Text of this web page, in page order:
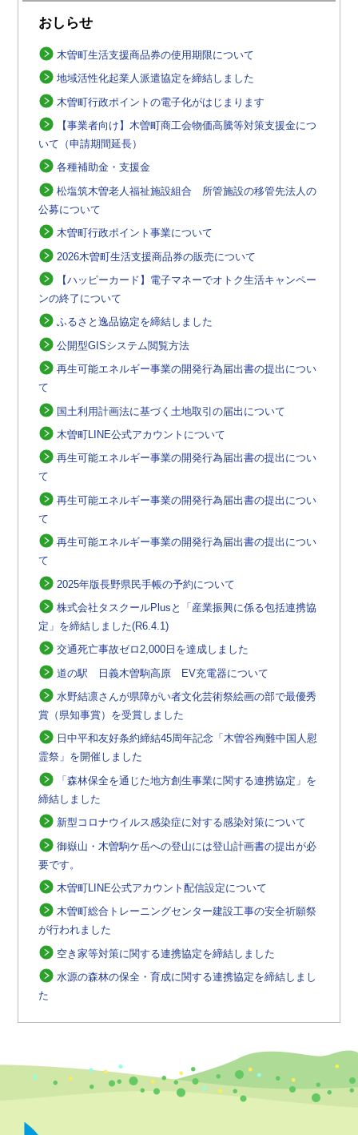
おしらせ
木曽町生活支援商品券の使用期限について
地域活性化起業人派遣協定を締結しました
木曽町行政ポイントの電子化がはじまります
【事業者向け】木曽町商工会物価高騰等対策支援金につ
いて（申請期間延長）
各種補助金・支援金
松塩筑木曽老人福祉施設組合 所管施設の移管先法人の
公募について
木曽町行政ポイント事業について
2026木曽町生活支援商品券の販売について
【ハッピーカード】電子マネーでオトク生活キャンペー
ンの終了について
ふるさと逸品協定を締結しました
公開型GISシステム閲覧方法
再生可能エネルギー事業の開発行為届出書の提出につい
て
国土利用計画法に基づく土地取引の届出について
木曽町LINE公式アカウントについて
再生可能エネルギー事業の開発行為届出書の提出につい
て
再生可能エネルギー事業の開発行為届出書の提出につい
て
再生可能エネルギー事業の開発行為届出書の提出につい
て
2025年版長野県民手帳の予約について
株式会社タスクールPlusと「産業振興に係る包括連携協
定」を締結しました(R6.4.1)
交通死亡事故ゼロ2,000日を達成しました
道の駅 日義木曽駒高原 EV充電器について
水野結凛さんが県障がい者文化芸術祭絵画の部で最優秀
賞（県知事賞）を受賞しました
日中平和友好条約締結45周年記念「木曽谷殉難中国人慰
霊祭」を開催しました
「森林保全を通じた地方創生事業に関する連携協定」を
締結しました
新型コロナウイルス感染症に対する感染対策について
御嶽山・木曽駒ケ岳への登山には登山計画書の提出が必
要です。
木曽町LINE公式アカウント配信設定について
木曽町総合トレーニングセンター建設工事の安全祈願祭
が行われました
空き家等対策に関する連携協定を締結しました
水源の森林の保全・育成に関する連携協定を締結しまし
た